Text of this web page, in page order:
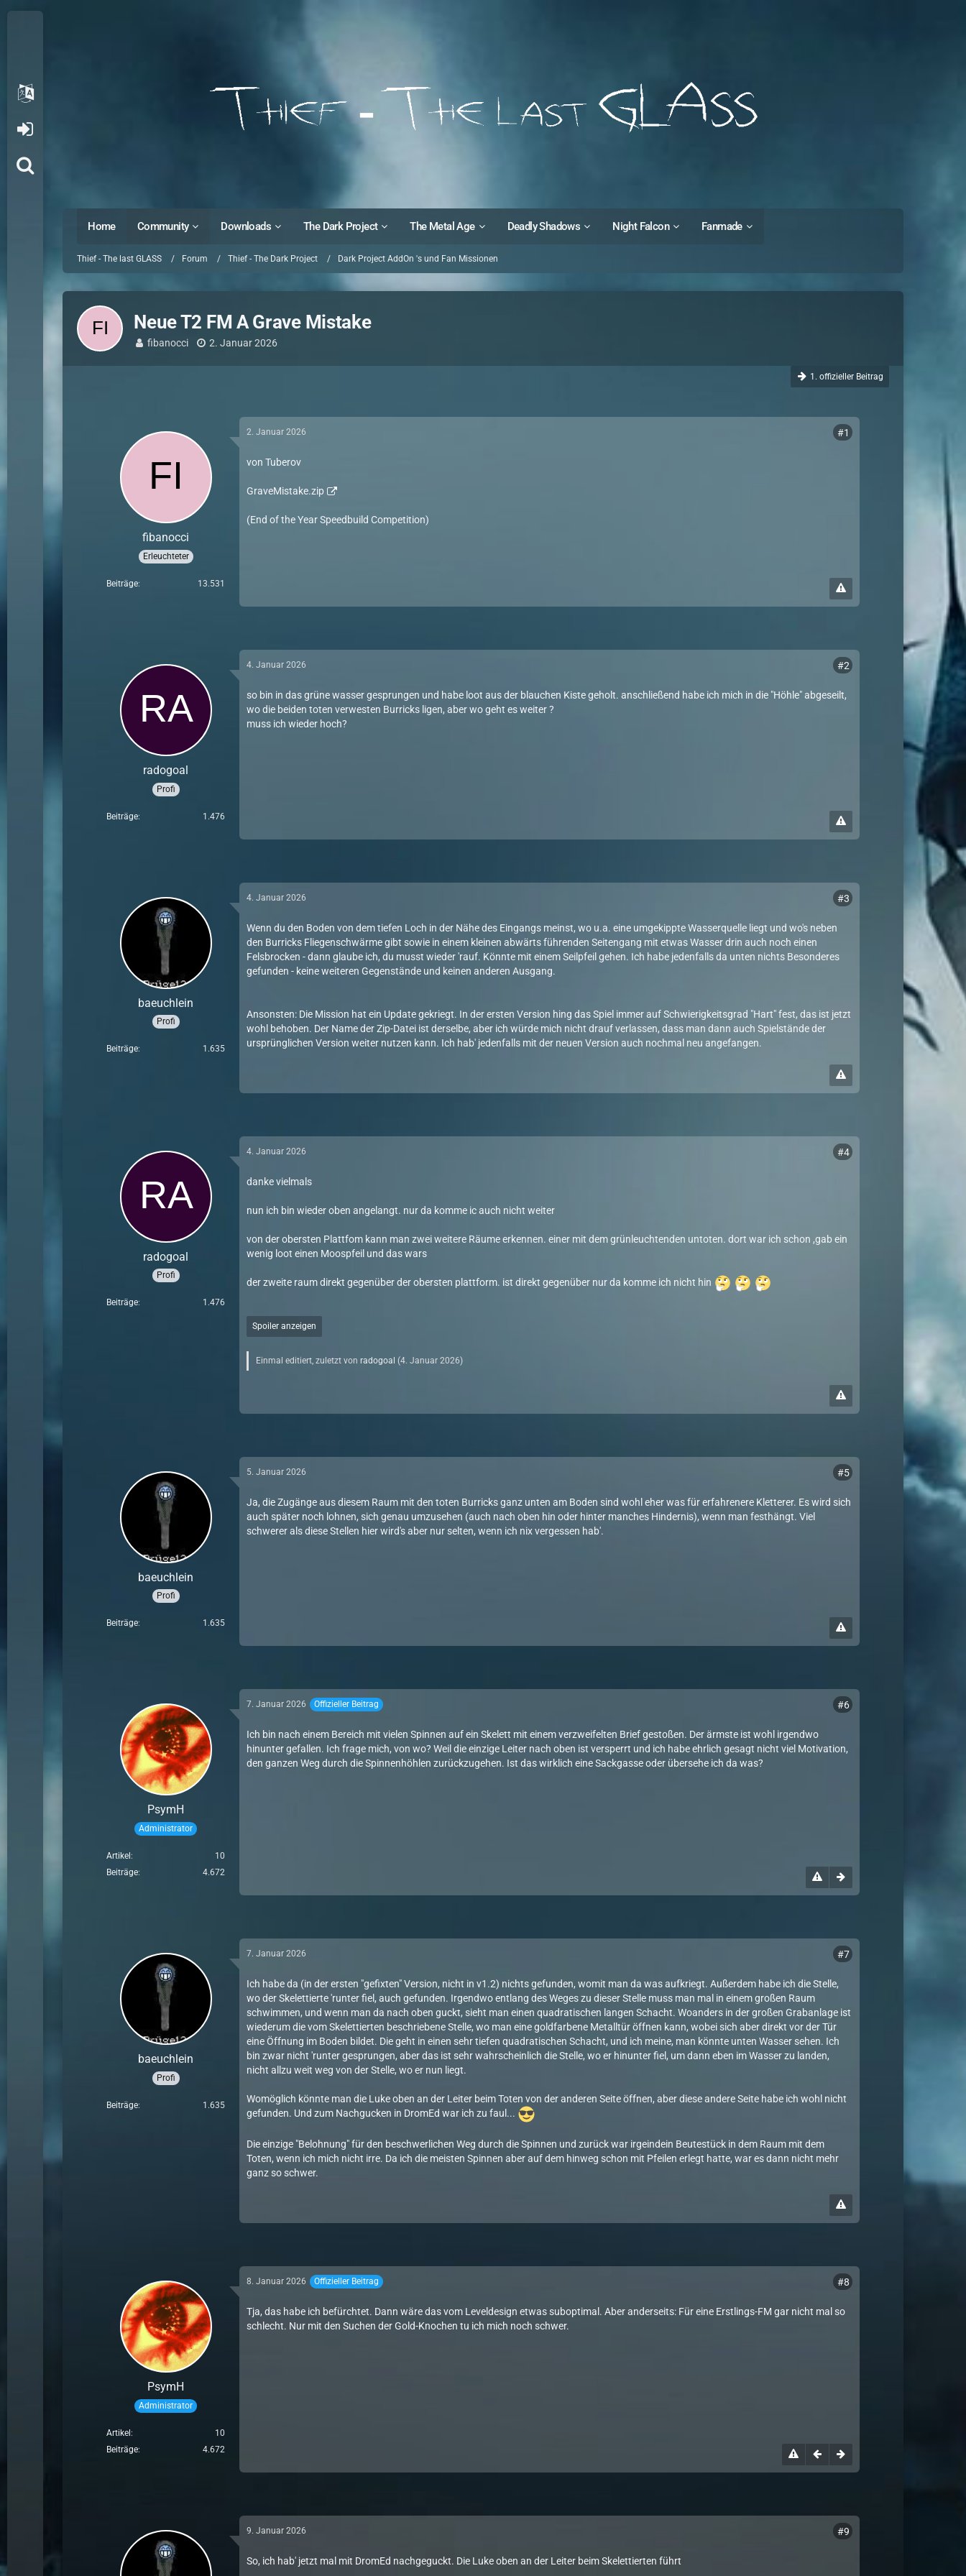
Home Community Downloads The Dark Project The Metal Age Deadly Shadows Night Falcon Fanmade
Thief - The last GLASS Forum Thief - The Dark Project Dark Project AddOn 's und Fan Missionen
Neue T2 FM A Grave Mistake
fibanocci 2. Januar 2026
1. offizieller Beitrag
fibanocci
Erleuchteter
Beiträge 13.531
2. Januar 2026 #1
von Tuberov
GraveMistake.zip
(End of the Year Speedbuild Competition)
radogoal
Profi
Beiträge 1.476
4. Januar 2026 #2
so bin in das grüne wasser gesprungen und habe loot aus der blauchen Kiste geholt. anschließend habe ich mich in die "Höhle" abgeseilt,
wo die beiden toten verwesten Burricks ligen, aber wo geht es weiter ?
muss ich wieder hoch?
baeuchlein
Profi
Beiträge 1.635
4. Januar 2026 #3
Wenn du den Boden von dem tiefen Loch in der Nähe des Eingangs meinst, wo u.a. eine umgekippte Wasserquelle liegt und wo's neben
den Burricks Fliegenschwärme gibt sowie in einem kleinen abwärts führenden Seitengang mit etwas Wasser drin auch noch einen
Felsbrocken - dann glaube ich, du musst wieder 'rauf. Könnte mit einem Seilpfeil gehen. Ich habe jedenfalls da unten nichts Besonderes
gefunden - keine weiteren Gegenstände und keinen anderen Ausgang.
Ansonsten: Die Mission hat ein Update gekriegt. In der ersten Version hing das Spiel immer auf Schwierigkeitsgrad "Hart" fest, das ist jetzt
wohl behoben. Der Name der Zip-Datei ist derselbe, aber ich würde mich nicht drauf verlassen, dass man dann auch Spielstände der
ursprünglichen Version weiter nutzen kann. Ich hab' jedenfalls mit der neuen Version auch nochmal neu angefangen.
radogoal
Profi
Beiträge 1.476
4. Januar 2026 #4
danke vielmals
nun ich bin wieder oben angelangt. nur da komme ic auch nicht weiter
von der obersten Plattfom kann man zwei weitere Räume erkennen. einer mit dem grünleuchtenden untoten. dort war ich schon ,gab ein
wenig loot einen Moospfeil und das wars
der zweite raum direkt gegenüber der obersten plattform. ist direkt gegenüber nur da komme ich nicht hin
Spoiler anzeigen
Einmal editiert, zuletzt vonradogoal (4. Januar 2026)
baeuchlein
Profi
Beiträge 1.635
5. Januar 2026 #5
Ja, die Zugänge aus diesem Raum mit den toten Burricks ganz unten am Boden sind wohl eher was für erfahrenere Kletterer. Es wird sich
auch später noch lohnen, sich genau umzusehen (auch nach oben hin oder hinter manches Hindernis), wenn man festhängt. Viel
schwerer als diese Stellen hier wird's aber nur selten, wenn ich nix vergessen hab'.
PsymH
Administrator
Artikel
10
Beiträge
4.672
7. Januar 2026 Offizieller Beitrag #6
Ich bin nach einem Bereich mit vielen Spinnen auf ein Skelett mit einem verzweifelten Brief gestoßen. Der ärmste ist wohl irgendwo
hinunter gefallen. Ich frage mich, von wo? Weil die einzige Leiter nach oben ist versperrt und ich habe ehrlich gesagt nicht viel Motivation,
den ganzen Weg durch die Spinnenhöhlen zurückzugehen. Ist das wirklich eine Sackgasse oder übersehe ich da was?
baeuchlein
Profi
Beiträge 1.635
7. Januar 2026 #7
Ich habe da (in der ersten "gefixten" Version, nicht in v1.2) nichts gefunden, womit man da was aufkriegt. Außerdem habe ich die Stelle,
wo der Skelettierte 'runter fiel, auch gefunden. Irgendwo entlang des Weges zu dieser Stelle muss man mal in einem großen Raum
schwimmen, und wenn man da nach oben guckt, sieht man einen quadratischen langen Schacht. Woanders in der großen Grabanlage ist
wiederum die vom Skelettierten beschriebene Stelle, wo man eine goldfarbene Metalltür öffnen kann, wobei sich aber direkt vor der Tür
eine Öffnung im Boden bildet. Die geht in einen sehr tiefen quadratischen Schacht, und ich meine, man könnte unten Wasser sehen. Ich
bin zwar nicht 'runter gesprungen, aber das ist sehr wahrscheinlich die Stelle, wo er hinunter fiel, um dann eben im Wasser zu landen,
nicht allzu weit weg von der Stelle, wo er nun liegt.
Womöglich könnte man die Luke oben an der Leiter beim Toten von der anderen Seite öffnen, aber diese andere Seite habe ich wohl nicht
gefunden. Und zum Nachgucken in DromEd war ich zu faul...
Die einzige "Belohnung" für den beschwerlichen Weg durch die Spinnen und zurück war irgeindein Beutestück in dem Raum mit dem
Toten, wenn ich mich nicht irre. Da ich die meisten Spinnen aber auf dem hinweg schon mit Pfeilen erlegt hatte, war es dann nicht mehr
ganz so schwer.
PsymH
Administrator
Artikel
10
Beiträge
4.672
8. Januar 2026 Offizieller Beitrag #8
Tja, das habe ich befürchtet. Dann wäre das vom Leveldesign etwas suboptimal. Aber anderseits: Für eine Erstlings-FM gar nicht mal so
schlecht. Nur mit den Suchen der Gold-Knochen tu ich mich noch schwer.
9. Januar 2026 #9
So, ich hab' jetzt mal mit DromEd nachgeguckt. Die Luke oben an der Leiter beim Skelettierten führt